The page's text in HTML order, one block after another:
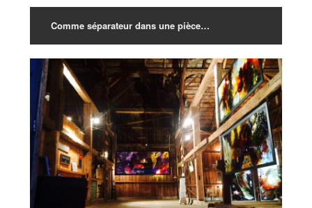
Comme séparateur dans une pièce…